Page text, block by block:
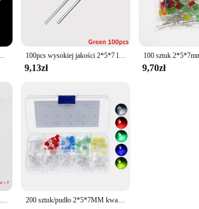
czerwony zielony niebieski 2*5*7 elektroniczny zestaw do majsterkowania 100pcs wysokiej jakości 2*5*7 lampa kwadratowa dioda emitująca LED koraliki do lampy czerwony niebieski zielony biały żółty 2x5x7 elektroniczny zestaw do majsterkowania
9,13zł 9,70zł
Bezpłatny statku 100 sztuk 2*3*4/2*5*7 kwadratowa przezroczysta dioda LED czerwona żółta zielona niebieska wysoka jasność koralik dioda elektroluminescencyjna 2x5x7/2x3x4 200 sztuk/pudło 2*5*7MM kwadratowy zestaw LED zestaw podstawowy kolor wody przezroczyste czerwone niebieskie zielone żółte białe 2x5x7 DIY diody Pack